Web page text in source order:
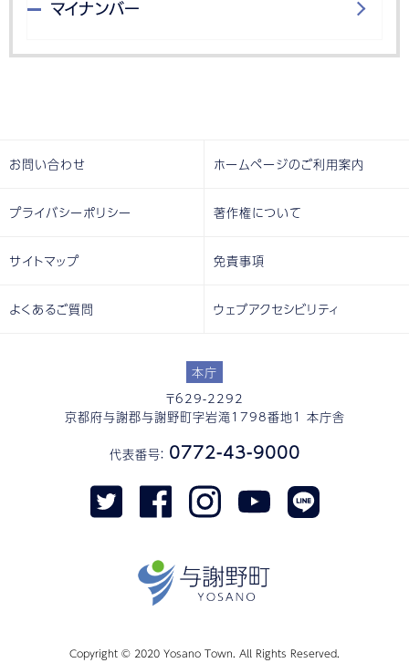
マイナンバー
本庁
〒629-2292
京都府与謝郡与謝野町字岩滝1798番地1 本庁舎
代表番号： 0772-43-9000
お問い合わせ ホームページのご利用案内
プライバシーポリシー 著作権について
サイトマップ 免責事項
よくあるご質問 ウェブアクセシビリティ
Copyright © 2020 Yosano Town. All Rights Reserved.